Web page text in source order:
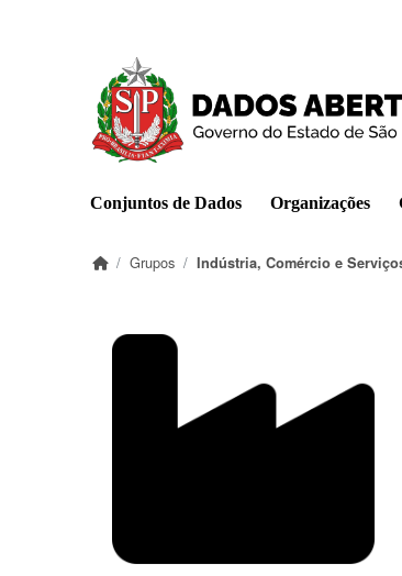
Conjuntos de Dados Organizações
Grupos Indústria, Comércio e